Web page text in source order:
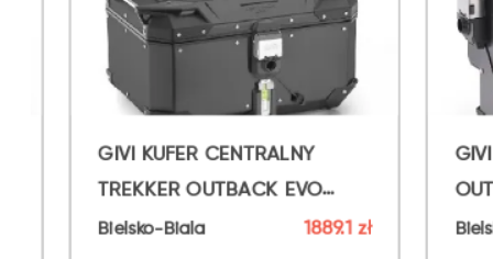
GIVI KUFER CENTRALNY
TREKKER OUTBACK EVO
SMART BLA
Bielsko-Biala
GIVI KUFER
OUTBACK
Bielsko-Biala